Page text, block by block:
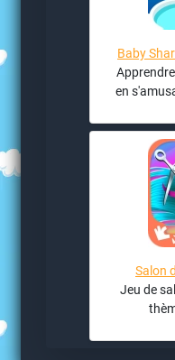
Baby
en
Salon
Jeu de